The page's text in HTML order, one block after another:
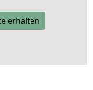
erhalten